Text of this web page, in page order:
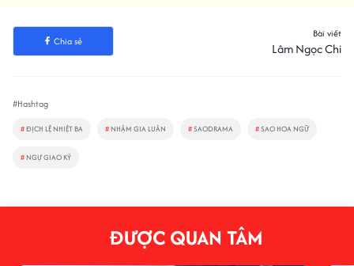
Chia sẻ
Bài viết
Lâm Ngọc Chi
#Hashtag
#ĐỊCH LỆ NHIỆT BA # NHẬM GIA LUÂN #SAODRAMA #SAO HOA NGỮ
# NGỰ GIAO KÝ
ĐƯỢC QUAN TÂM